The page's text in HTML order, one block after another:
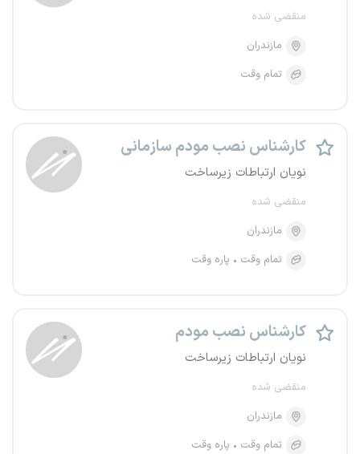
منقضی شده
مازندران
تمام وقت
کارشناس نصب مودم سازمانی
نویان ارتباطات زیرساخت
منقضی شده
مازندران
تمام وقت
پاره وقت
کارشناس نصب مودم
نویان ارتباطات زیرساخت
منقضی شده
مازندران
تمام وقت
پاره وقت